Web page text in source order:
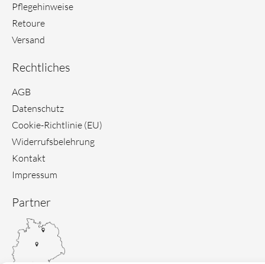
Pflegehinweise
Retoure
Versand
Rechtliches
AGB
Datenschutz
Cookie-Richtlinie (EU)
Widerrufsbelehrung
Kontakt
Impressum
Partner